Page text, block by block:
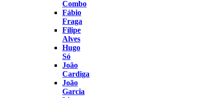
Combo
Fábio
Fraga
Filipe
Alves
Hugo
Só
João
Cardiga
João
Garcia